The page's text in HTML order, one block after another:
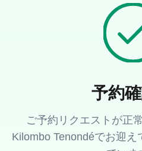
予約
ご予約リクエストが正
Kilombo Tenondéでお迎え